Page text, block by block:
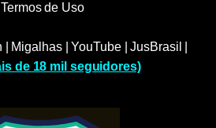
|Termos de Uso
Migalhas|YouTube|JusBrasil
de 18 mil seguidores)